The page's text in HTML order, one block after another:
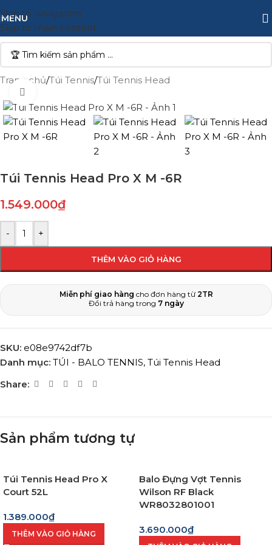
Skip to navigation
Skip to main content
MENU
Trang chủ/Túi Tennis/Túi Tennis Head
Túi Tennis Head Pro X M -6R
1.549.000₫
- +
THÊM VÀO GIỎ HÀNG
Miễn phí giao hàng cho đơn hàng từ 2TR
Đổi trả hàng trong 7 ngày
SKU: e08e9742df7b
Danh mục: TÚI - BALO TENNIS, Túi Tennis Head
Share:
Sản phẩm tương tự
Túi Tennis Head Pro X
Court 52L
1.389.000₫
THÊM VÀO GIỎ HÀNG
Balo Đựng Vợt Tennis
Wilson RF Black
WR8032801001
3.690.000₫